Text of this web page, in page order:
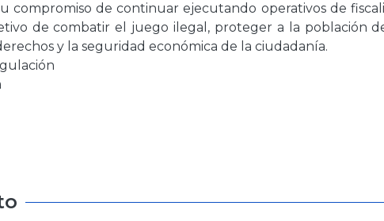
compromiso de continuar ejecutando operativos de
de combatir el juego ilegal, proteger a la población
y la seguridad económica de la ciudadanía.